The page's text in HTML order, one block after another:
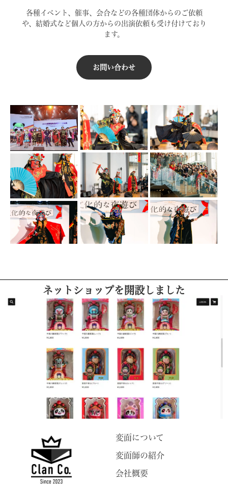
各種イベント、催事、会合などの各種団体からのご依頼
や、結婚式など個人の方からの出演依頼も受け付けており
ます。
お問い合わせ
変面について
変面師の紹介
会社概要
ネットショップを開設しました